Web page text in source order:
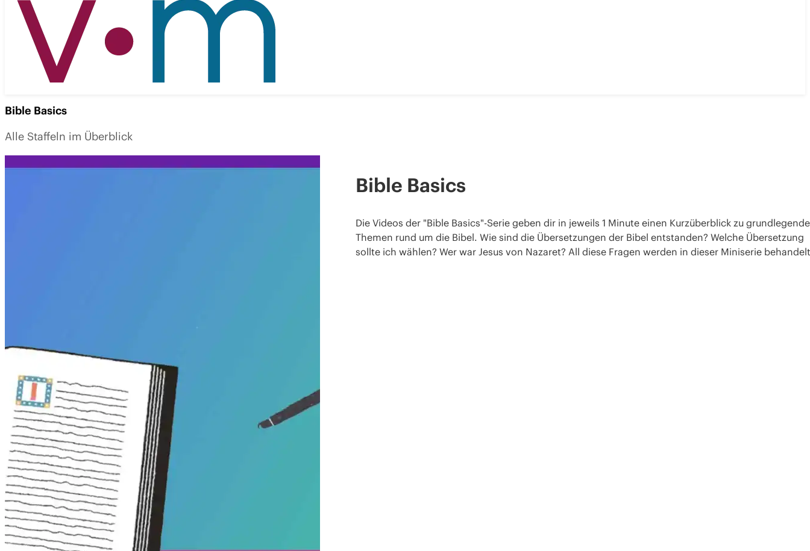
Bible Basics
Alle Staffeln im Überblick
Bible Basics
Die Videos der "Bible Basics"-Serie geben dir in jeweils 1 Minute einen Kurzüberblick zu
Themen rund um die Bibel. Wie sind die Übersetzungen der Bibel entstanden? Welche Übersetzung
sollte ich wählen? Wer war Jesus von Nazaret? All diese Fragen werden in dieser Miniserie